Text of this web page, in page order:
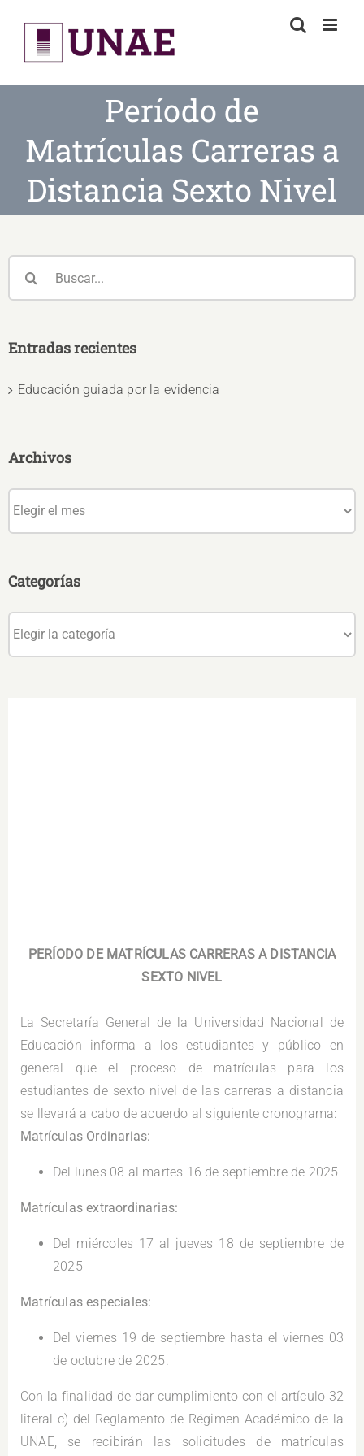
content
Período de
Matrículas Carreras a
Distancia Sexto Nivel
PERÍODO DE MATRÍCULAS CARRERAS A DISTANCIA
SEXTO NIVEL
La Secretaría General de la Universidad Nacional de
Educación informa a los estudiantes y público en
general que el proceso de matrículas para los
estudiantes de sexto nivel de las carreras a distancia
se llevará a cabo de acuerdo al siguiente cronograma:
Matrículas Ordinarias:
Del lunes 08 al martes 16 de septiembre de 2025
Matrículas extraordinarias:
Del miércoles 17 al jueves 18 de septiembre de
2025
Matrículas especiales:
Del viernes 19 de septiembre hasta el viernes 03
de octubre de 2025.
Con la finalidad de dar cumplimiento con el artículo 32
literal c) del Reglamento de Régimen Académico de la
UNAE, se recibirán las solicitudes de matrículas
Entradas recientes
Educación guiada por la evidencia
Archivos
Categorías